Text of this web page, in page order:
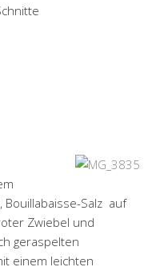
Bouillabaisse-Salz auf
Zwiebel und
geraspelten
einem leichten